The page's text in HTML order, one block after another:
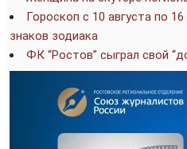
Гороскоп с 10 августа по
знаков зодиака
ФК “Ростов” сыграл свой